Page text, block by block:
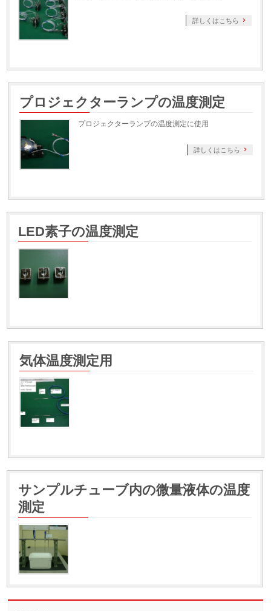
詳しくはこちら
プロジェクターランプの温度測定
プロジェクターランプの温度測定に使用
詳しくはこちら
LED素子の温度測定
気体温度測定用
サンプルチューブ内の微量液体の温度
測定